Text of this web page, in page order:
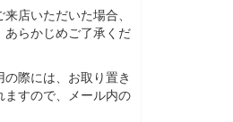
店いただいた場合、
あらかじめご了承くだ
際には、お取り置き
ますので、メール内の